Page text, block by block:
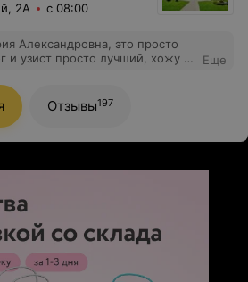
2А с 08:00
Александровна, это просто
хожу с
Мария Александровна, вы
Еще
Отзывы197